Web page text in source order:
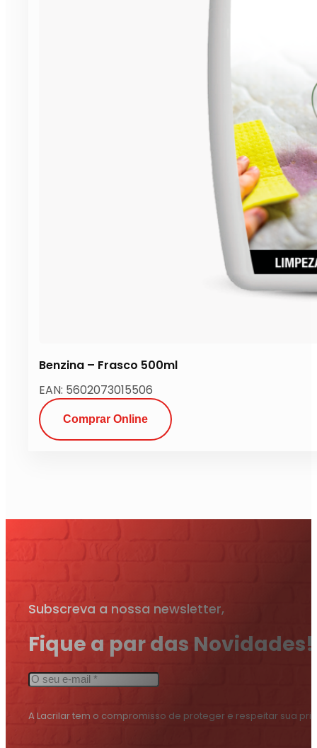
Benzina – Frasco 500ml
EAN: 5602073015506
Comprar Online
Subscreva a nossa newsletter,
Fique a par das Novidades!
A Lacrilar tem o compromisso de proteger e respeitar sua